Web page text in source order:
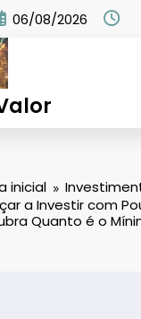
06/08/2026
inicial
a Investir com
Quanto é o